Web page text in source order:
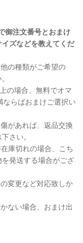
御注文番号とおまけ
ズなどを教えてくだ
の種類がご希望の
の場合、無料でオマ
らばおまけご選択い
があれば、返品交換
さい。
庫切れの場合、こち
発送する場合がござ
変更など対応致しか
ない場合、おまけ出